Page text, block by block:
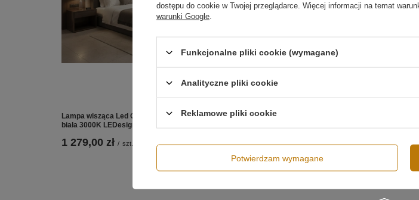
Lampa wisząca Led Quadrum No.1 100 cm
biała 3000K LEDesign
1 279,00 zł / szt.
Lampa wisząca Led Quadrum No.1 100 cm
1 489,00 zł / szt. 1
dostępu do cookie w Twojej przeglądarce. Więcej informacji na temat
warunki Google
Funkcjonalne pliki cookie (wymagane)
Analityczne pliki cookie
Reklamowe pliki cookie
Potwierdzam wymagane